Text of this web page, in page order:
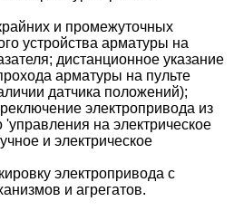
и промежуточных
устройства арматуры на
дистанционное указание
арматуры на пульте
датчика положений);
электропривода из
на электрическое
и электрическое
электропривода с
и агрегатов.